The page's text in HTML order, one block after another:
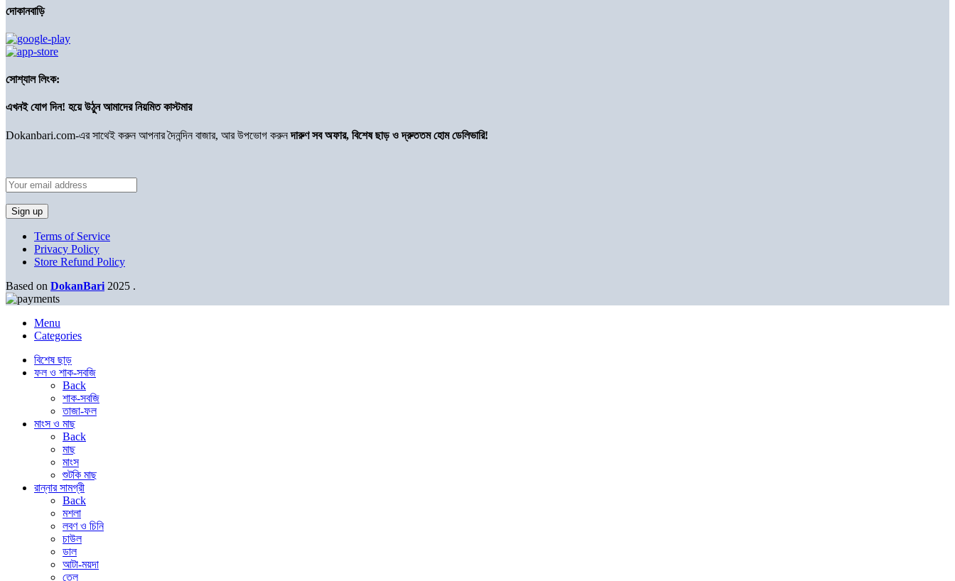
দোকানবাড়ি
সোশ্যাল লিংক:
এখনই যোগ দিন! হয়ে উঠুন আমাদের নিয়মিত কাস্টমার
Dokanbari.com-এর সাথেই করুন আপনার দৈনন্দিন বাজার, আর উপভোগ করুনদারুণ সব অফার, বিশেষ ছাড় ও দ্রুততম হোম ডেলিভারি!
Terms of Service
Privacy Policy
Store Refund Policy
Based on DokanBari 2025 .
Menu
Categories
বিশেষ ছাড়
ফল ও শাক-সবজি
Back
শাক-সবজি
তাজা-ফল
মাংস ও মাছ
Back
মাছ
মাংস
শুটকি মাছ
রান্নার সামগ্রী
Back
মশলা
লবণ ও চিনি
চাউল
ডাল
আটা-ময়দা
তেল